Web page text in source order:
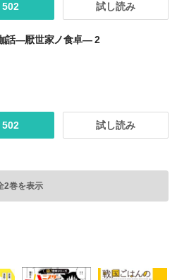
502 試し読み
話―厭世家ノ食卓― 2
502 試し読み
2巻を表示